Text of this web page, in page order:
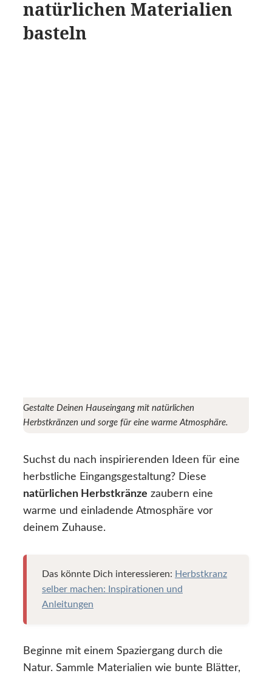
natürlichen Materialien
basteln
Gestalte Deinen Hauseingang mit natürlichen
Herbstkränzen und sorge für eine warme Atmosphäre.
Suchst du nach inspirierenden Ideen für eine
herbstliche Eingangsgestaltung? Diese
natürlichen Herbstkränze zaubern eine
warme und einladende Atmosphäre vor
deinem Zuhause.
Das könnte Dich interessieren: Herbstkranz
selber machen: Inspirationen und
Anleitungen
Beginne mit einem Spaziergang durch die
Natur. Sammle Materialien wie bunte Blätter,